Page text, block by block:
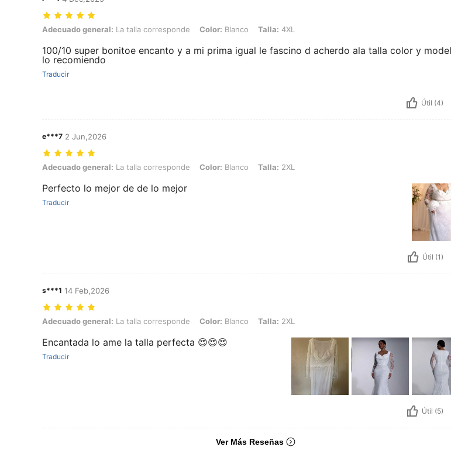
Adecuado general: La talla corresponde, Color: Blanco, Talla: 4XL
Adecuado general: La talla corresponde Color: Blanco Talla: 4XL
100/10 super bonitoe encanto y a mi prima igual le fascino d acherdo ala talla color y
lo recomiendo
Traducir
Útil (4)
e***7 2 Jun,2026
Adecuado general: La talla corresponde, Color: Blanco, Talla: 2XL
Adecuado general: La talla corresponde Color: Blanco Talla: 2XL
Perfecto lo mejor de de lo mejor
Traducir
Útil (1)
s***1 14 Feb,2026
Adecuado general: La talla corresponde, Color: Blanco, Talla: 2XL
Adecuado general: La talla corresponde Color: Blanco Talla: 2XL
Encantada lo ame la talla perfecta 😍😍😍
Traducir
Útil (5)
Ver Más Reseñas